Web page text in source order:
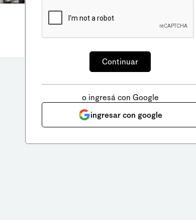
o ingresá con Google
ingresar con google